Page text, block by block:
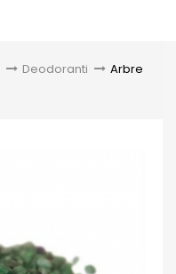
> Deodoranti > Arbre